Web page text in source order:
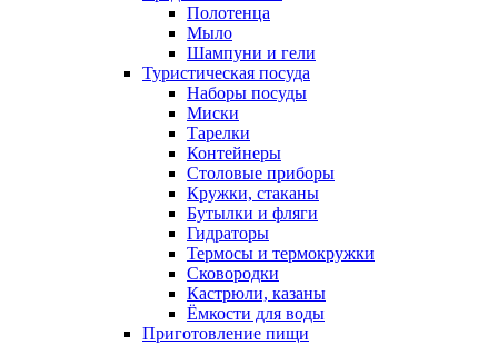
Полотенца
Мыло
Шампуни и гели
Туристическая посуда
Наборы посуды
Миски
Тарелки
Контейнеры
Столовые приборы
Кружки, стаканы
Бутылки и фляги
Гидраторы
Термосы и термокружки
Сковородки
Кастрюли, казаны
Ёмкости для воды
Приготовление пищи